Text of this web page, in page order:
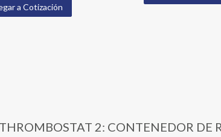
a Cotización
2: CONTENEDOR DE